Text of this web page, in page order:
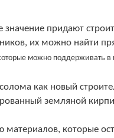
значение придают
их можно найти
можно поддерживать в
как новый
земляной
которые